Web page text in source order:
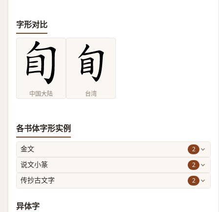
字形对比
中国大陆 台湾
各书体字形实例
金文 2
说文小篆 2
传抄古文字 2
异体字